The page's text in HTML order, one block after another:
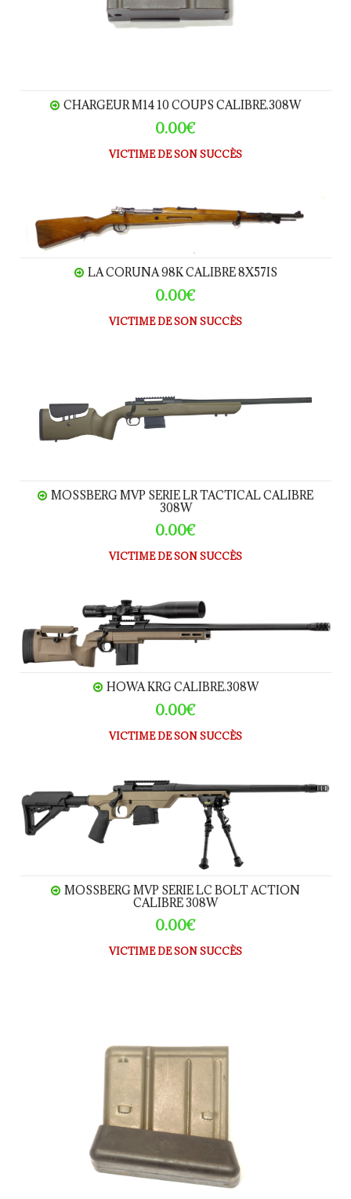
CHARGEUR M14 10 COUPS CALIBRE.308W
0.00€
VICTIME DE SON SUCCÈS
LA CORUNA 98K calibre 8x57IS
LA CORUNA 98K CALIBRE 8X57IS
0.00€
VICTIME DE SON SUCCÈS
MOSSBERG MVP SERIE LR TACTICAL CALIBRE
308W
0.00€
VICTIME DE SON SUCCÈS
HOWA KRG calibre.308W
HOWA KRG CALIBRE.308W
0.00€
VICTIME DE SON SUCCÈS
MOSSBERG MVP serie LC Bolt Action calibre 308W
MOSSBERG MVP SERIE LC BOLT ACTION
CALIBRE 308W
0.00€
VICTIME DE SON SUCCÈS